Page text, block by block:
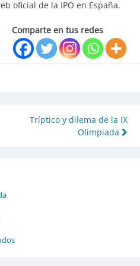
oficial de la IPO en España.
Comparte en tus redes
Tríptico y dilema de la IX
Olimpiada